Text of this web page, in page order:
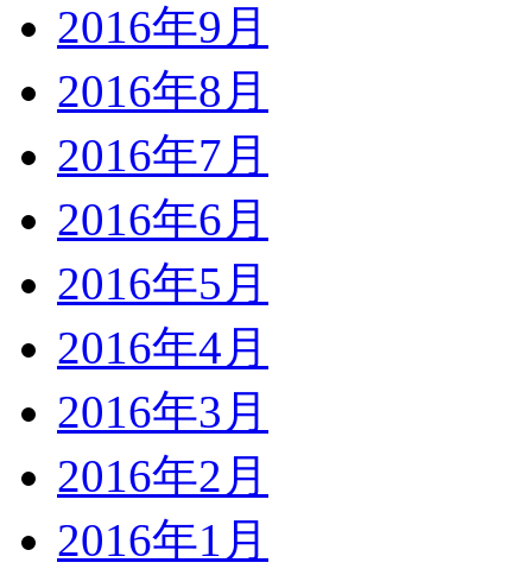
2016年9月
2016年8月
2016年7月
2016年6月
2016年5月
2016年4月
2016年3月
2016年2月
2016年1月